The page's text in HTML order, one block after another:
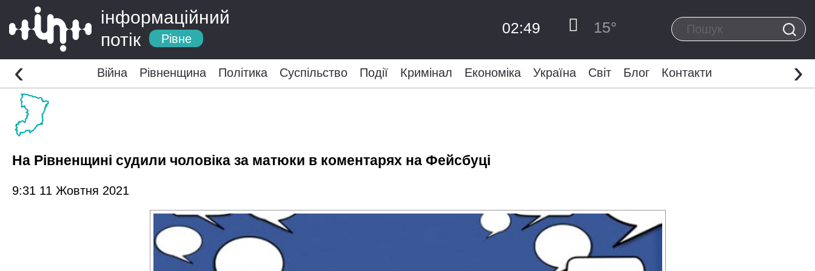
інформаційний
потік
Рівне
02:49 15°
Війна Рівненщина Політика Суспільство Події Кримінал Економіка Україна Світ Блог Контакти
‹ ›
На Рівненщині судили чоловіка за матюки в коментарях на Фейсбуці
9:31 11 Жовтня 2021